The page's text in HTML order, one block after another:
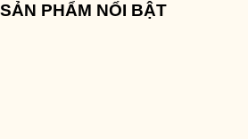
SẢN PHẨM NỔI BẬT